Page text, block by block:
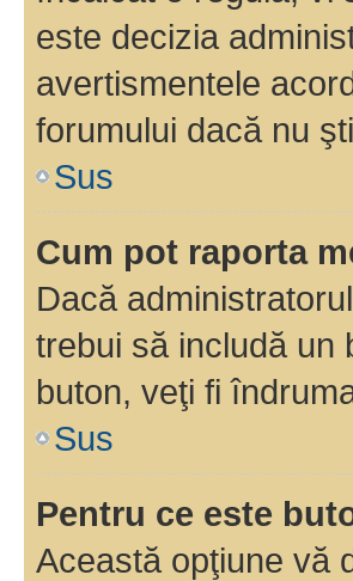
este decizia
avertismentele
forumului dacă nu
Sus
Cum pot raporta
Dacă
trebui să includă un
buton, veţi fi
Sus
Pentru ce este
Această opţiune vă